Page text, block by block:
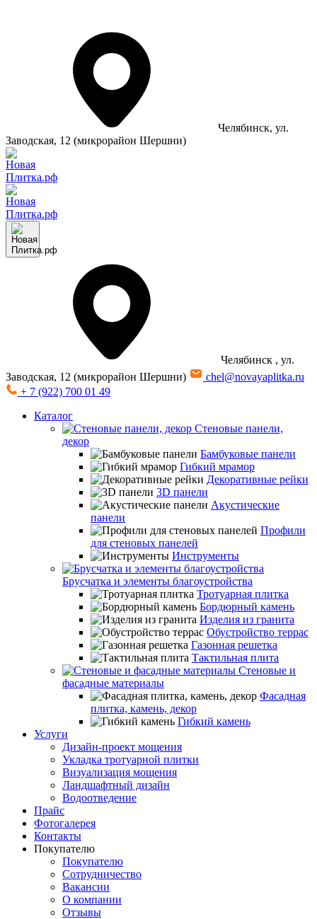
Челябинск, ул.
Заводская, 12 (микрорайон Шершни)
Челябинск , ул.
Заводская, 12 (микрорайон Шершни)
chel@novayaplitka.ru
+ 7 (922) 700 01 49
Каталог
Стеновые панели,
декор
Бамбуковые панели
Гибкий мрамор
Декоративные рейки
3D панели
Акустические
панели
Профили
для стеновых панелей
Инструменты
Брусчатка и элементы благоустройства
Тротуарная плитка
Бордюрный камень
Изделия из гранита
Обустройство террас
Газонная решетка
Тактильная плита
Стеновые и
фасадные материалы
Фасадная
плитка, камень, декор
Гибкий камень
Услуги
Дизайн-проект мощения
Укладка тротуарной плитки
Визуализация мощения
Ландшафтный дизайн
Водоотведение
Прайс
Фотогалерея
Контакты
Покупателю
Покупателю
Сотрудничество
Вакансии
О компании
Отзывы